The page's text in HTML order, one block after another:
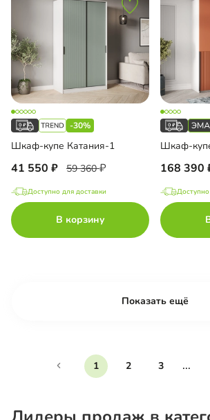
-30%
Шкаф-купе Катания-1
41 550 59 360
Доступно для доставки
В корзину
Шкаф-
168 390
Показать ещё
1 2 3 ...